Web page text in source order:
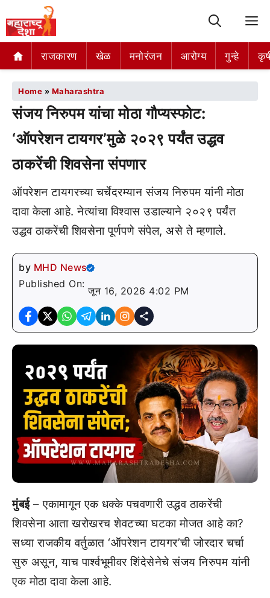
राजकारण खेळ मनोरंजन आरोग्य गुन्हे
Home » Maharashtra
संजय निरुपम यांचा मोठा गौप्यस्फोट:
‘ऑपरेशन टायगर’मुळे २०२९ पर्यंत उद्धव
ठाकरेंची शिवसेना संपणार
ऑपरेशन टायगरच्या चर्चेदरम्यान संजय निरुपम यांनी मोठा
दावा केला आहे. नेत्यांचा विश्वास उडाल्याने २०२९ पर्यंत
उद्धव ठाकरेंची शिवसेना पूर्णपणे संपेल, असे ते म्हणाले.
by MHD News
Published On:
जून 16, 2026 4:02 PM
मुंबई– एकामागून एक धक्के पचवणारी उद्धव ठाकरेंची
शिवसेना आता खरोखरच शेवटच्या घटका मोजत आहे का?
सध्या राजकीय वर्तुळात ‘ऑपरेशन टायगर’ची जोरदार चर्चा
सुरु असून, याच पार्श्वभूमीवर शिंदेसेनेचे संजय निरुपम यांनी
एक मोठा दावा केला आहे.